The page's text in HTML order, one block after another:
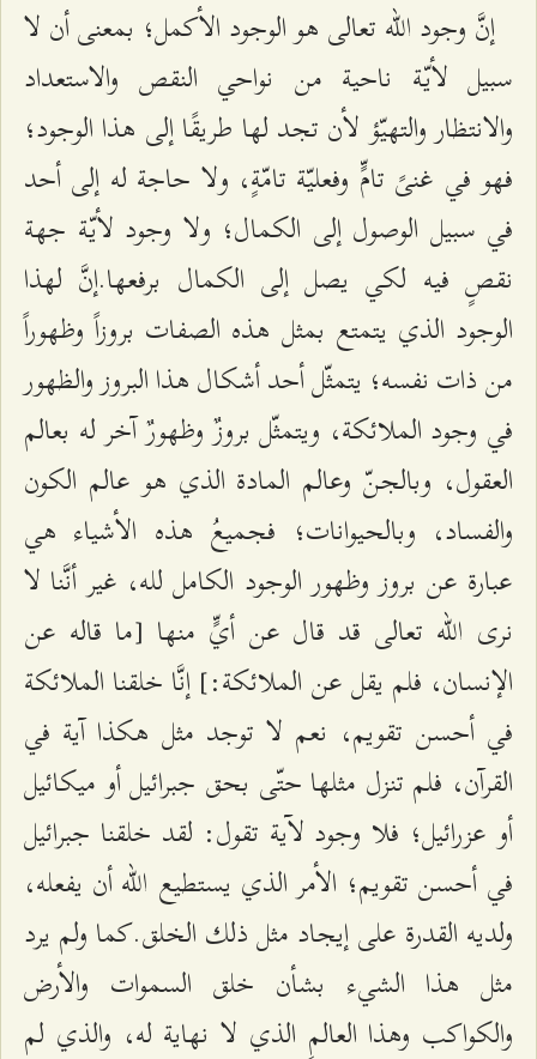
إنَّ وجود الله تعالى هو الوجود الأكمل؛ بمعنى أن لا
سبيل لأيّة ناحية من نواحي النقص والاستعداد
والانتظار والتهيّؤ لأن تجد لها طريقًا إلى هذا الوجود؛
فهو في غنىً تامٍّ وفعليّة تامّةٍ، ولا حاجة له إلى أحد
في سبيل الوصول إلى الكمال؛ ولا وجود لأيّة جهة
نقصٍ فيه لكي يصل إلى الكمال برفعها.إنَّ لهذا
الوجود الذي يتمتع بمثل هذه الصفات بروزاً وظهوراً
من ذات نفسه؛ يتمثّل أحد أشكال هذا البروز والظهور
في وجود الملائكة، ويتمثّل بروزٌ وظهورٌ آخر له بعالم
العقول، وبالجنّ وعالم المادة الذي هو عالم الكون
والفساد، وبالحيوانات؛ فجميعُ هذه الأشياء هي
عبارة عن بروز وظهور الوجود الكامل لله، غير أنَّنا لا
نرى الله تعالى قد قال عن أيٍّ منها [ما قاله عن
الإنسان، فلم يقل عن الملائكة:] إنَّا خلقنا الملائكة
في أحسن تقويم، نعم لا توجد مثل هكذا آية في
القرآن، فلم تنزل مثلها حتّى بحق جبرائيل أو ميكائيل
أو عزرائيل؛ فلا وجود لآية تقول: لقد خلقنا جبرائيل
في أحسن تقويم؛ الأمر الذي يستطيع الله أن يفعله،
ولديه القدرة على إيجاد مثل ذلك الخلق.كما ولم يرد
مثل هذا الشيء بشأن خلق السموات والأرض
والكواكب وهذا العالمِ الذي لا نهاية له، والذي لم